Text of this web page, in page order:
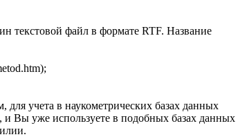
текстовой файл в формате RTF. Название
учета в наукометрических базах данных
и Вы уже используете в подобных базах данных